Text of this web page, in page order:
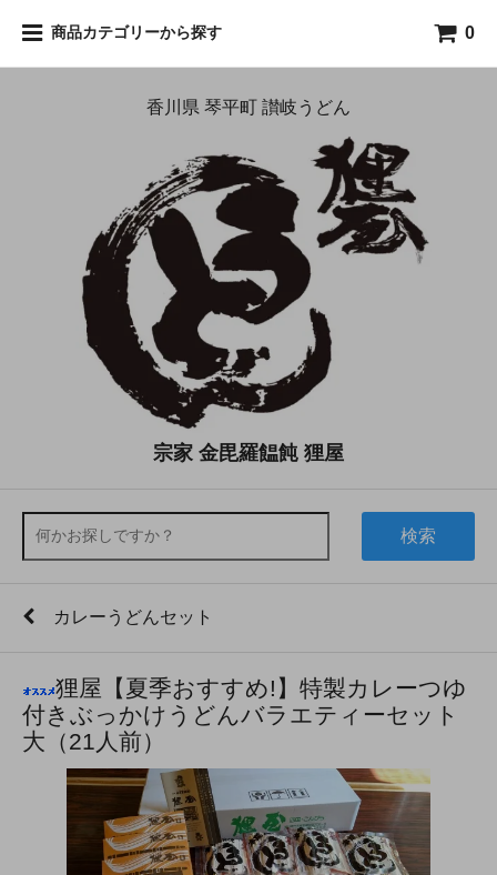
商品カテゴリーから探す 0
香川県 琴平町 讃岐うどん
宗家 金毘羅饂飩 狸屋
検索
カレーうどんセット
狸屋【夏季おすすめ!】特製カレーつゆ
付きぶっかけうどんバラエティーセット
大（21人前）